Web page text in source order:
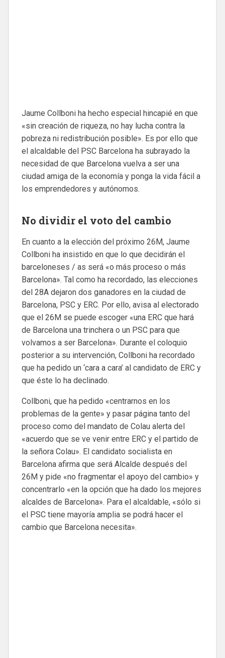
Jaume Collboni ha hecho especial hincapié en que
«sin creación de riqueza, no hay lucha contra la
pobreza ni redistribución posible». Es por ello que
el alcaldable del PSC Barcelona ha subrayado la
necesidad de que Barcelona vuelva a ser una
ciudad amiga de la economía y ponga la vida fácil a
los emprendedores y autónomos.
No dividir el voto del cambio
En cuanto a la elección del próximo 26M, Jaume
Collboni ha insistido en que lo que decidirán el
barceloneses / as será «o más proceso o más
Barcelona». Tal como ha recordado, las elecciones
del 28A dejaron dos ganadores en la ciudad de
Barcelona, ​​PSC y ERC. Por ello, avisa al electorado
que el 26M se puede escoger «una ERC que hará
de Barcelona una trinchera o un PSC para que
volvamos a ser Barcelona». Durante el coloquio
posterior a su intervención, Collboni ha recordado
que ha pedido un ‘cara a cara’ al candidato de ERC y
que éste lo ha declinado.
Collboni, que ha pedido «centrarnos en los
problemas de la gente» y pasar página tanto del
proceso como del mandato de Colau alerta del
«acuerdo que se ve venir entre ERC y el partido de
la señora Colau». El candidato socialista en
Barcelona afirma que será Alcalde después del
26M y pide «no fragmentar el apoyo del cambio» y
concentrarlo «en la opción que ha dado los mejores
alcaldes de Barcelona». Para el alcaldable, «sólo si
el PSC tiene mayoría amplia se podrá hacer el
cambio que Barcelona necesita».